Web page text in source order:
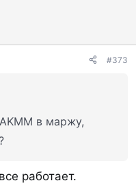
#373
в маржу,
работает.